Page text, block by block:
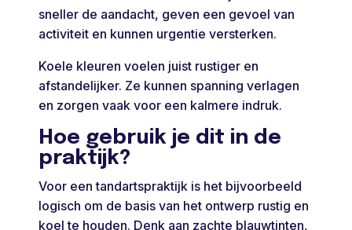
sneller de aandacht, geven een gevoel van
activiteit en kunnen urgentie versterken.
Koele kleuren voelen juist rustiger en
afstandelijker. Ze kunnen spanning verlagen
en zorgen vaak voor een kalmere indruk.
Hoe gebruik je dit in de
praktijk?
Voor een tandartspraktijk is het bijvoorbeeld
logisch om de basis van het ontwerp rustig en
koel te houden. Denk aan zachte blauwtinten,